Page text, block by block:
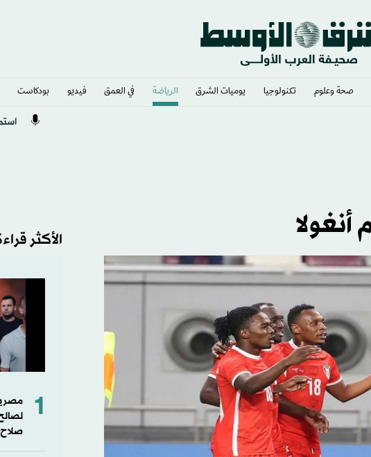
صحة وعلوم تكنولوجيا يوميات الشرق​ الرياضة في العمق فيديو بودكاست
الأكثر
1
صلاح